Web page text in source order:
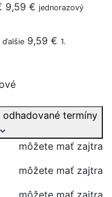
9,59 € jednorazový
ďalšie 9,59 € 1.
odhadované termíny
môžete mať zajtra
môžete mať zajtra